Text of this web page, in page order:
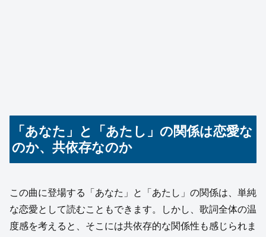
「あなた」と「あたし」の関係は恋愛な
のか、共依存なのか
この曲に登場する「あなた」と「あたし」の関係は、単純
な恋愛として読むこともできます。しかし、歌詞全体の温
度感を考えると、そこには共依存的な関係性も感じられま